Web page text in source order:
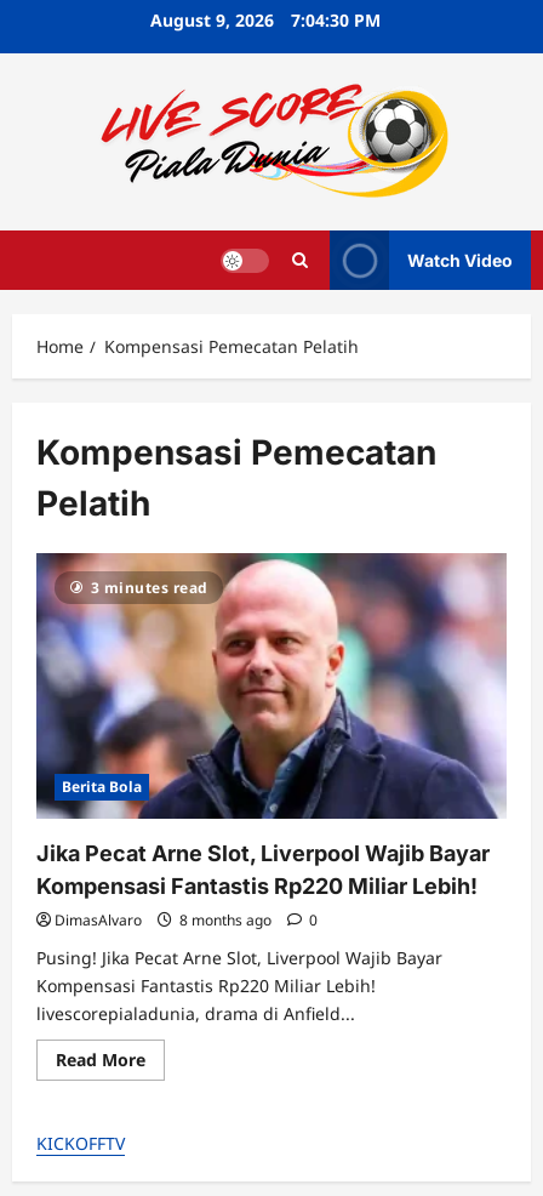
August 9, 2026 7:04:31 PM
Watch Video
Home Kompensasi Pemecatan Pelatih
Kompensasi Pemecatan
Pelatih
3 minutes read
Berita Bola
Jika Pecat Arne Slot, Liverpool Wajib Bayar
Kompensasi Fantastis Rp220 Miliar Lebih!
DimasAlvaro 8 months ago 0
Pusing! Jika Pecat Arne Slot, Liverpool Wajib Bayar
Kompensasi Fantastis Rp220 Miliar Lebih!
livescorepialadunia, drama di Anfield...
Read MoreRead
more
Liverpool
KICKOFFTV